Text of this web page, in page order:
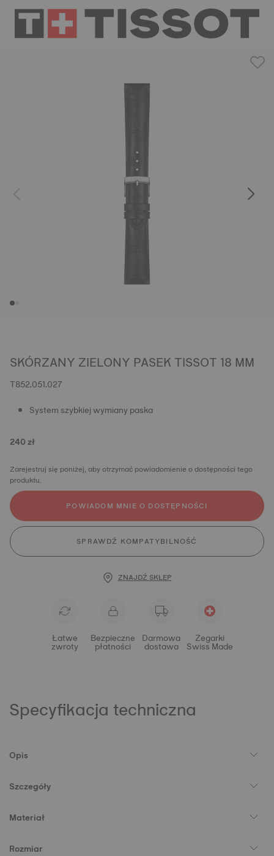
SKÓRZANY ZIELONY PASEK TISSOT 18 MM
T852.051.027
System szybkiej wymiany paska
240 zł
Zarejestruj się poniżej, aby otrzymać powiadomienie o dostępności tego
produktu.
POWIADOM MNIE O DOSTĘPNOŚCI
SPRAWDŹ KOMPATYBILNOŚĆ
ZNAJDŹ SKLEP
Łatwe
zwroty
Bezpieczne
płatności
Darmowa
dostawa
Zegarki
Swiss Made
Specyfikacja techniczna
Opis
Szczegóły
Materiał
Rozmiar